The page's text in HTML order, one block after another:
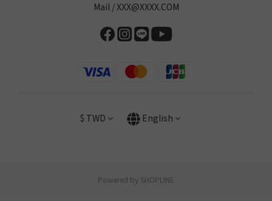
Mail / XXX@XXXX.COM
$ TWD English
Powered by SHOPLINE